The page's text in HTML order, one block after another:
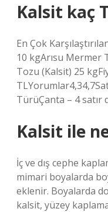
Kalsit kaç
En Çok
10 kgArısu Mermer
Tozu (Kalsit) 25
TürüÇanta – 4 satır
Kalsit ile
İç ve dış cephe
mimari boyalarda
eklenir. Boyalarda
kalsit, yüzey